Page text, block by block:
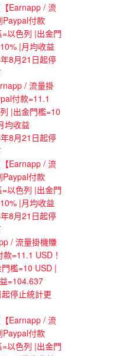
【Earnapp / 流
付款
以色列 |出金門
|月均收益
8月21日起停
/ 流量掛
付款=11.1
|出金門檻=10
均收益
8月21日起停
【Earnapp / 流
付款
以色列 |出金門
|月均收益
8月21日起停
/ 流量掛機賺
=11.1 USD！
檻=10 USD |
=104.637
停止統計更
【Earnapp / 流
付款
以色列 |出金門